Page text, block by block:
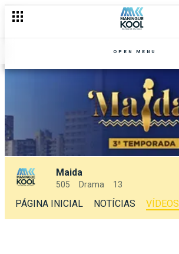
OPEN MENU
Maida
505 Drama 13
PÁGINA INICIAL NOTÍCIAS VÍDEOS